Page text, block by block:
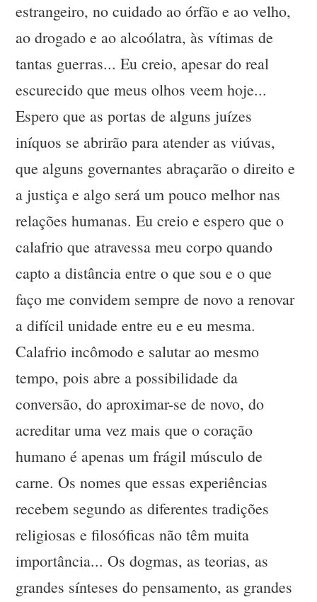
estrangeiro, no cuidado ao órfão e ao velho,
ao drogado e ao alcoólatra, às vítimas de
tantas guerras... Eu creio, apesar do real
escurecido que meus olhos veem hoje...
Espero que as portas de alguns juízes
iníquos se abrirão para atender as viúvas,
que alguns governantes abraçarão o direito e
a justiça e algo será um pouco melhor nas
relações humanas. Eu creio e espero que o
calafrio que atravessa meu corpo quando
capto a distância entre o que sou e o que
faço me convidem sempre de novo a renovar
a difícil unidade entre eu e eu mesma.
Calafrio incômodo e salutar ao mesmo
tempo, pois abre a possibilidade da
conversão, do aproximar-se de novo, do
acreditar uma vez mais que o coração
humano é apenas um frágil músculo de
carne. Os nomes que essas experiências
recebem segundo as diferentes tradições
religiosas e filosóficas não têm muita
importância... Os dogmas, as teorias, as
grandes sínteses do pensamento, as grandes